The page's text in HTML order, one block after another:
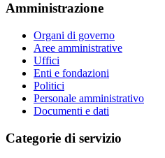
Amministrazione
Organi di governo
Aree amministrative
Uffici
Enti e fondazioni
Politici
Personale amministrativo
Documenti e dati
Categorie di servizio